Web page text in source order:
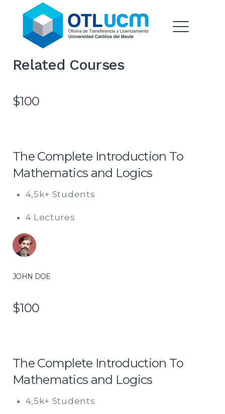
contenido
Oficina de Transferencia &
Licenciamiento |
Universidad Catolica del
Maule
Related Courses
$100
The Complete Introduction To
Mathematics and Logics
4,5k+ Students
4 Lectures
JOHN DOE
$100
The Complete Introduction To
Mathematics and Logics
4,5k+ Students